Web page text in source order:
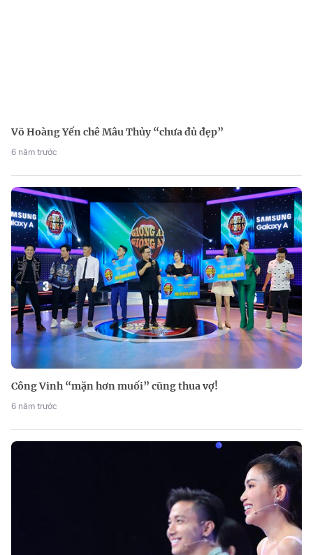
Võ Hoàng Yến chê Mâu Thủy “chưa đủ đẹp”
6 năm trước
Công Vinh “mặn hơn muối” cũng thua vợ!
6 năm trước